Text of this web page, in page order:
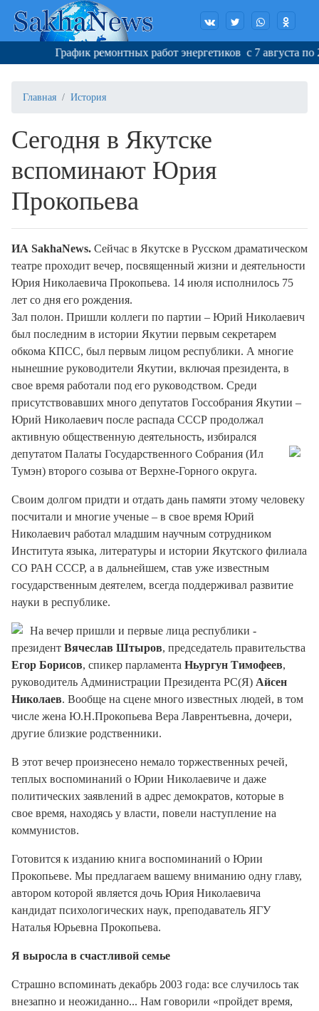
График ремонтных работ энергетиков с 7 августа по 22
Главная История
Сегодня в Якутске
вспоминают Юрия
Прокопьева
ИА SakhaNews. Сейчас в Якутске в Русском драматическом
театре проходит вечер, посвященный жизни и деятельности
Юрия Николаевича Прокопьева. 14 июля исполнилось 75
лет со дня его рождения.
Зал полон. Пришли коллеги по партии – Юрий Николаевич
был последним в истории Якутии первым секретарем
обкома КПСС, был первым лицом республики. А многие
нынешние руководители Якутии, включая президента, в
свое время работали под его руководством. Среди
присутствовавших много депутатов Госсобрания Якутии –
Юрий Николаевич после распада СССР продолжал
активную общественную деятельность, избирался
депутатом Палаты Государственного Собрания (Ил
Тумэн) второго созыва от Верхне-Горного округа.
Своим долгом придти и отдать дань памяти этому человеку
посчитали и многие ученые – в свое время Юрий
Николаевич работал младшим научным сотрудником
Института языка, литературы и истории Якутского филиала
СО РАН СССР, а в дальнейшем, став уже известным
государственным деятелем, всегда поддерживал развитие
науки в республике.
На вечер пришли и первые лица республики -
президент Вячеслав Штыров, председатель правительства
Егор Борисов, спикер парламента Ньургун Тимофеев,
руководитель Администрации Президента РС(Я) Айсен
Николаев. Вообще на сцене много известных людей, в том
числе жена Ю.Н.Прокопьева Вера Лаврентьевна, дочери,
другие близкие родственники.
В этот вечер произнесено немало торжественных речей,
теплых воспоминаний о Юрии Николаевиче и даже
политических заявлений в адрес демократов, которые в
свое время, находясь у власти, повели наступление на
коммунистов.
Готовится к изданию книга воспоминаний о Юрии
Прокопьеве. Мы предлагаем вашему вниманию одну главу,
автором которой является дочь Юрия Николаевича
кандидат психологических наук, преподаватель ЯГУ
Наталья Юрьевна Прокопьева.
Я выросла в счастливой семье
Страшно вспоминать декабрь 2003 года: все случилось так
внезапно и неожиданно... Нам говорили «пройдет время,